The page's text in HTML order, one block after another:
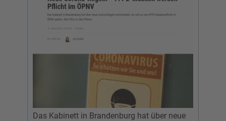
Das Kabinett in Brandenburg hat über neue